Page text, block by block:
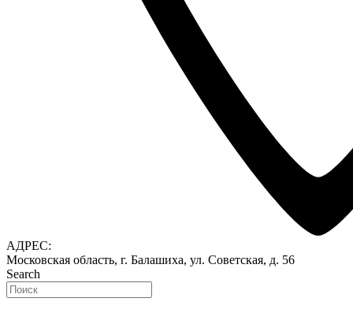
АДРЕС:
Московская область, г. Балашиха, ул. Советская, д. 56
Search